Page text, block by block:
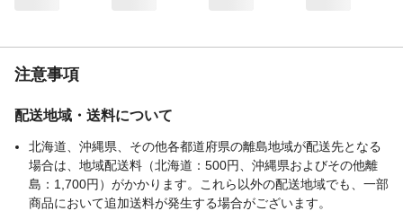
注意事項
配送地域・送料について
北海道、沖縄県、その他各都道府県の離島地域が配送先となる
場合は、地域配送料（北海道：500円、沖縄県およびその他離
島：1,700円）がかかります。これら以外の配送地域でも、一部
商品において追加送料が発生する場合がございます。